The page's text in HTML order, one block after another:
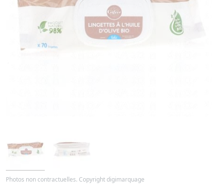
Photos non contractuelles. Copyright digimarquage